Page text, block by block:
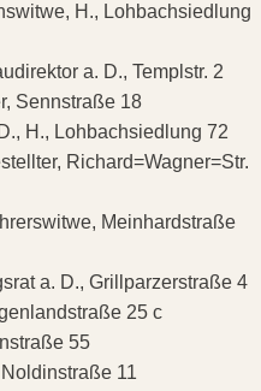
H., Lohbachsiedlung
a. D., Templstr. 2
Sennstraße 18
H., Lohbachsiedlung 72
Richard=Wagner=Str.
Meinhardstraße
a. D., Grillparzerstraße 4
25 c
55
11